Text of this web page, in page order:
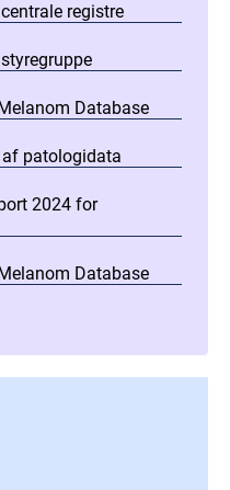
registre
Database
patologidata
2024 for
Database